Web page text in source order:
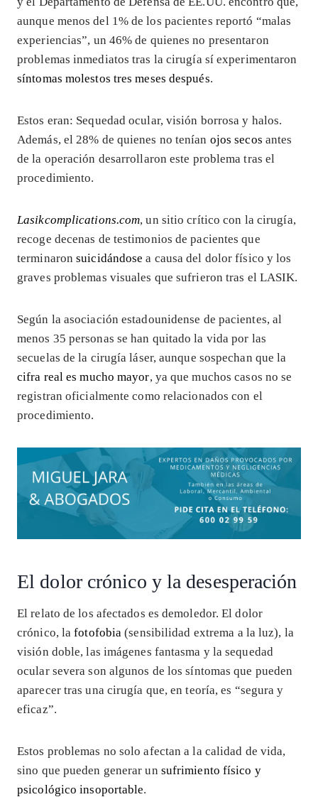
aunque menos del 1% de los pacientes reportó “malas
experiencias”, un 46% de quienes no presentaron
problemas inmediatos tras la cirugía sí experimentaron
síntomas molestos tres meses después.
Estos eran: Sequedad ocular, visión borrosa y halos.
Además, el 28% de quienes no tenían ojos secos antes
de la operación desarrollaron este problema tras el
procedimiento.
Lasikcomplications.com, un sitio crítico con la cirugía,
recoge decenas de testimonios de pacientes que
terminaronsuicidándosea causa del dolor físico y los
graves problemas visuales que sufrieron tras el LASIK.
Según la asociación estadounidense de pacientes, al
menos 35 personas se han quitado la vida por las
secuelas de la cirugía láser, aunque sospechan que la
cifra real es mucho mayor, ya que muchos casos no se
registran oficialmente como relacionados con el
procedimiento.
El dolor crónico y la desesperación
El relato de los afectados es demoledor. El dolor
crónico, lafotofobia(sensibilidad extrema a la luz), la
visión doble, las imágenes fantasma y la sequedad
ocular severa son algunos de los síntomas que pueden
aparecer tras una cirugía que, en teoría, es “segura y
eficaz”.
Estos problemas no solo afectan a la calidad de vida,
sino que pueden generar un sufrimiento físico y
psicológico insoportable.